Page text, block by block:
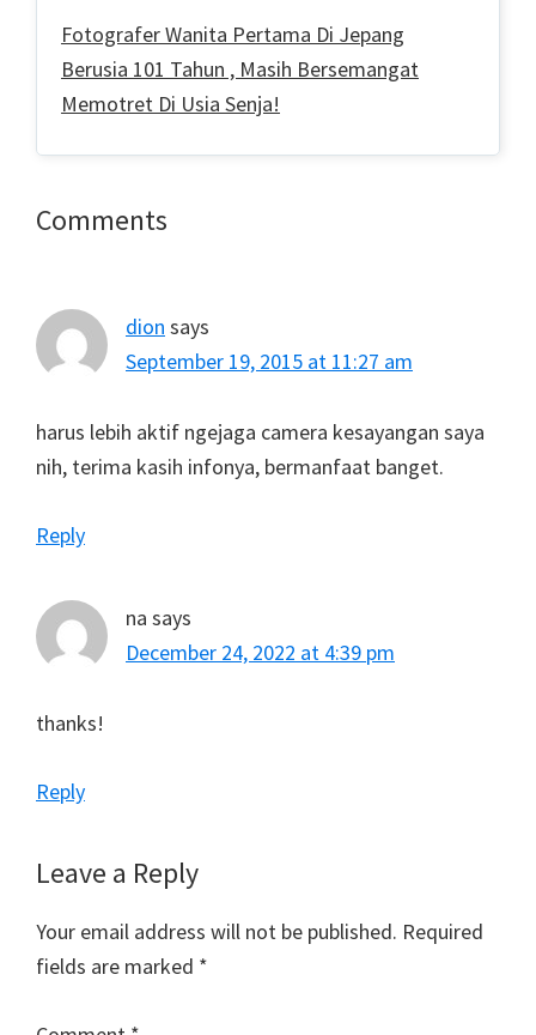
Fotografer Wanita Pertama Di Jepang
Berusia 101 Tahun , Masih Bersemangat
Memotret Di Usia Senja!
Reader
Comments
dion says
September 19, 2015 at 11:27 am
harus lebih aktif ngejaga camera kesayangan saya
nih, terima kasih infonya, bermanfaat banget.
Reply
na says
December 24, 2022 at 4:39 pm
thanks!
Reply
Leave a Reply
Your email address will not be published. Required
fields are marked *